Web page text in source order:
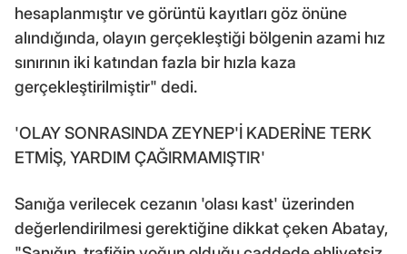
hesaplanmıştır ve görüntü kayıtları göz önüne
alındığında, olayın gerçekleştiği bölgenin azami hız
sınırının iki katından fazla bir hızla kaza
gerçekleştirilmiştir" dedi.
'OLAY SONRASINDA ZEYNEP'İ KADERİNE TERK
ETMİŞ, YARDIM ÇAĞIRMAMIŞTIR'
Sanığa verilecek cezanın 'olası kast' üzerinden
değerlendirilmesi gerektiğine dikkat çeken Abatay,